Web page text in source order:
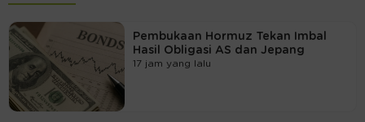
Pembukaan Hormuz Tekan Imbal
Hasil Obligasi AS dan Jepang
17 jam yang lalu